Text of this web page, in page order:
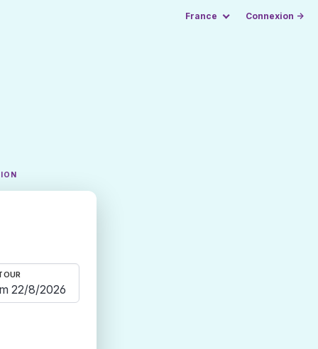
France Connexion →